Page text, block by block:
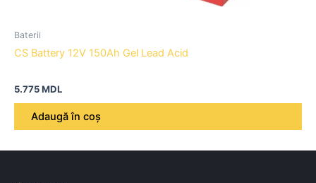
Baterii
CS Battery 12V 150Ah Gel Lead Acid
5.775MDL
Adaugă în coș